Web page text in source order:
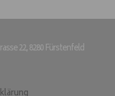
22, 8280 Fürstenfeld